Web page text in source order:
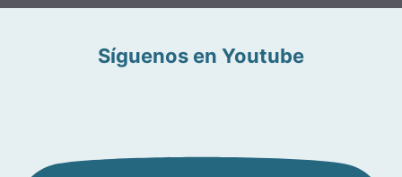
Síguenos en Youtube